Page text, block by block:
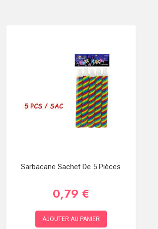
Sarbacane Sachet De 5 Pièces
0,79 €
AJOUTER AU PANIER